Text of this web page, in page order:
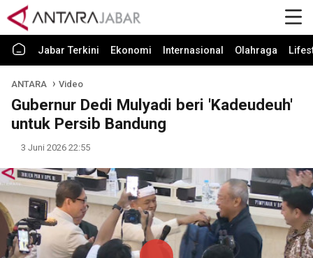
Jabar Terkini Ekonomi Internasional Olahraga
ANTARA Video
Gubernur Dedi Mulyadi beri 'Kadeudeuh'
untuk Persib Bandung
3 Juni 2026 22:55